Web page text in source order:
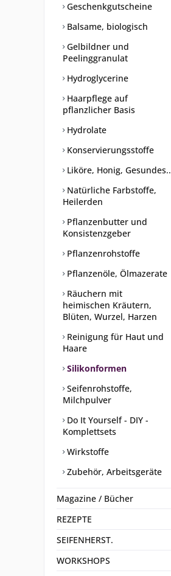
Geschenkgutscheine
Balsame, biologisch
Gelbildner und
Peelinggranulat
Hydroglycerine
Haarpflege auf
pflanzlicher Basis
Hydrolate
Konservierungsstoffe
Liköre, Honig, Gesundes..
Natürliche Farbstoffe,
Heilerden
Pflanzenbutter und
Konsistenzgeber
Pflanzenrohstoffe
Pflanzenöle, Ölmazerate
Räuchern mit
heimischen Kräutern,
Blüten, Wurzel, Harzen
Reinigung für Haut und
Haare
Silikonformen
Seifenrohstoffe,
Milchpulver
Do It Yourself - DIY -
Komplettsets
Wirkstoffe
Zubehör, Arbeitsgeräte
Magazine / Bücher
REZEPTE
SEIFENHERST.
WORKSHOPS